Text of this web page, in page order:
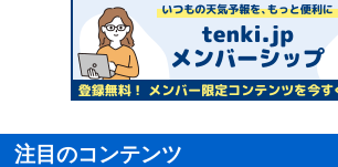
注目のコンテンツ